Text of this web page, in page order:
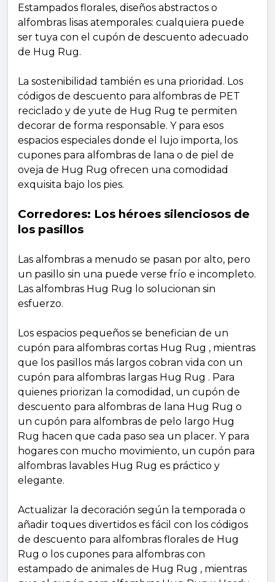
Estampados florales, diseños abstractos o
alfombras lisas atemporales: cualquiera puede
ser tuya con el cupón de descuento adecuado
de Hug Rug.
La sostenibilidad también es una prioridad. Los
códigos de descuento para alfombras de PET
reciclado y de yute de Hug Rug te permiten
decorar de forma responsable. Y para esos
espacios especiales donde el lujo importa, los
cupones para alfombras de lana o de piel de
oveja de Hug Rug ofrecen una comodidad
exquisita bajo los pies.
Corredores: Los héroes silenciosos de
los pasillos
Las alfombras a menudo se pasan por alto, pero
un pasillo sin una puede verse frío e incompleto.
Las alfombras Hug Rug lo solucionan sin
esfuerzo.
Los espacios pequeños se benefician de un
cupón para alfombras cortas Hug Rug , mientras
que los pasillos más largos cobran vida con un
cupón para alfombras largas Hug Rug . Para
quienes priorizan la comodidad, un cupón de
descuento para alfombras de lana Hug Rug o
un cupón para alfombras de pelo largo Hug
Rug hacen que cada paso sea un placer. Y para
hogares con mucho movimiento, un cupón para
alfombras lavables Hug Rug es práctico y
elegante.
Actualizar la decoración según la temporada o
añadir toques divertidos es fácil con los códigos
de descuento para alfombras florales de Hug
Rug o los cupones para alfombras con
estampado de animales de Hug Rug , mientras